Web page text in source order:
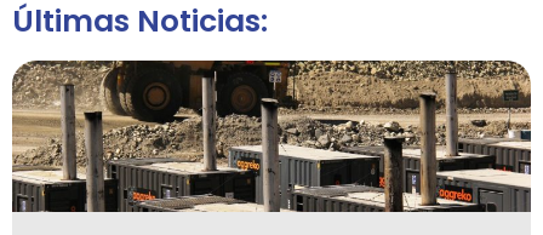
Últimas Noticias: